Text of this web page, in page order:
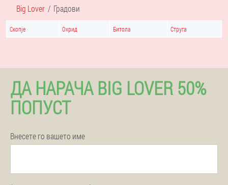
Big Lover Градови
Скопје Охрид Битола Струга
ДА НАРАЧА BIG LOVER 50%
ПОПУСТ
Внесете го вашето име